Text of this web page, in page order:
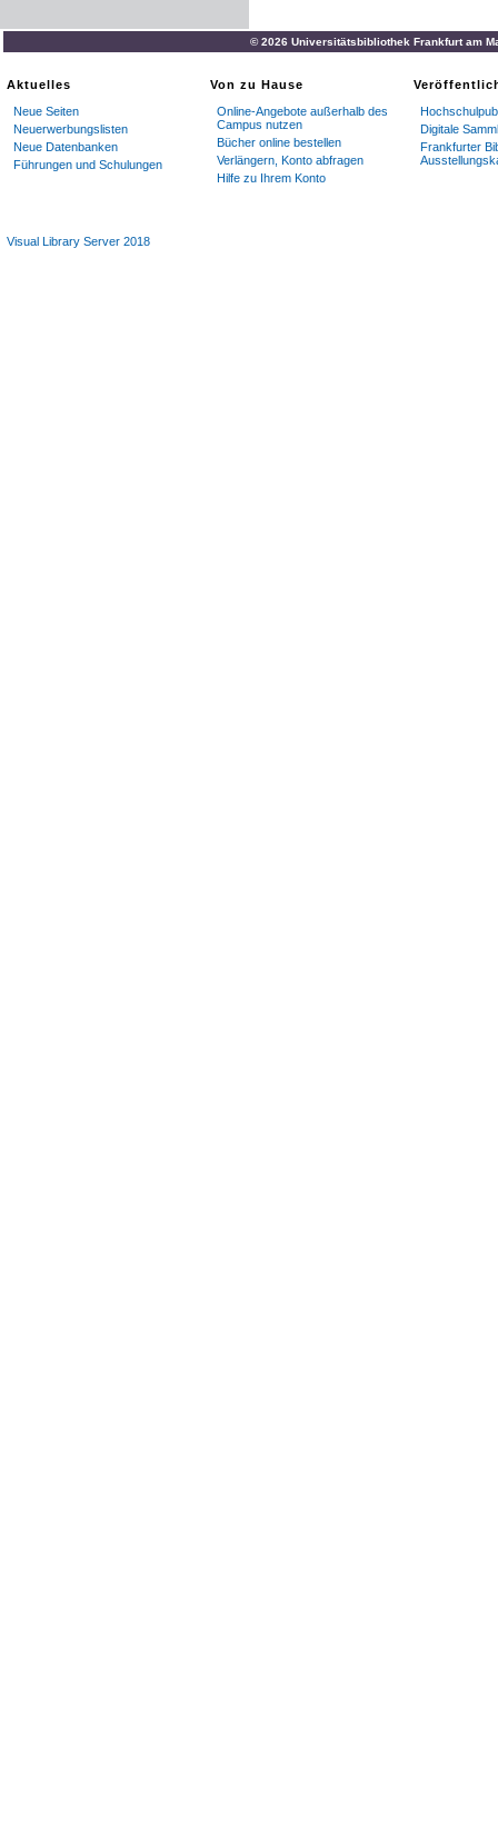
© 2026 Universitätsbibliothek Frankfurt am
Aktuelles
Neue Seiten
Neuerwerbungslisten
Neue Datenbanken
Führungen und Schulungen
Von zu Hause
Online-Angebote außerhalb des
Campus nutzen
Bücher online bestellen
Verlängern, Konto abfragen
Hilfe zu Ihrem Konto
Digitale
Frankfurter
Visual Library Server 2018